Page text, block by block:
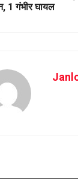
1 गंभीर घायल